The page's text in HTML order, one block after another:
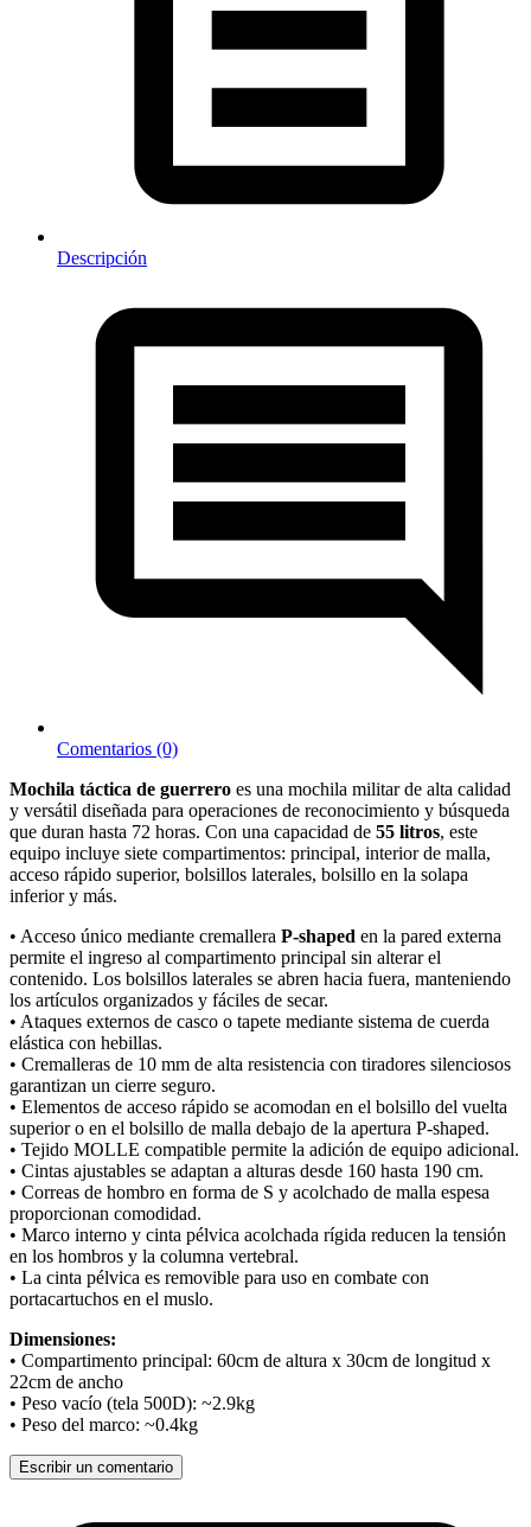
Descripción
Comentarios (0)
Mochila táctica de guerrero es una mochila militar de alta calidad
y versátil diseñada para operaciones de reconocimiento y búsqueda
que duran hasta 72 horas. Con una capacidad de 55 litros, este
equipo incluye siete compartimentos: principal, interior de malla,
acceso rápido superior, bolsillos laterales, bolsillo en la solapa
inferior y más.
• Acceso único mediante cremallera P-shaped en la pared externa
permite el ingreso al compartimento principal sin alterar el
contenido. Los bolsillos laterales se abren hacia fuera, manteniendo
los artículos organizados y fáciles de secar.
• Ataques externos de casco o tapete mediante sistema de cuerda
elástica con hebillas.
• Cremalleras de 10 mm de alta resistencia con tiradores silenciosos
garantizan un cierre seguro.
• Elementos de acceso rápido se acomodan en el bolsillo del vuelta
superior o en el bolsillo de malla debajo de la apertura P-shaped.
• Tejido MOLLE compatible permite la adición de equipo adicional.
• Cintas ajustables se adaptan a alturas desde 160 hasta 190 cm.
• Correas de hombro en forma de S y acolchado de malla espesa
proporcionan comodidad.
• Marco interno y cinta pélvica acolchada rígida reducen la tensión
en los hombros y la columna vertebral.
• La cinta pélvica es removible para uso en combate con
portacartuchos en el muslo.
Dimensiones:
• Compartimento principal: 60cm de altura x 30cm de longitud x
22cm de ancho
• Peso vacío (tela 500D): ~2.9kg
• Peso del marco: ~0.4kg
Escribir un comentario